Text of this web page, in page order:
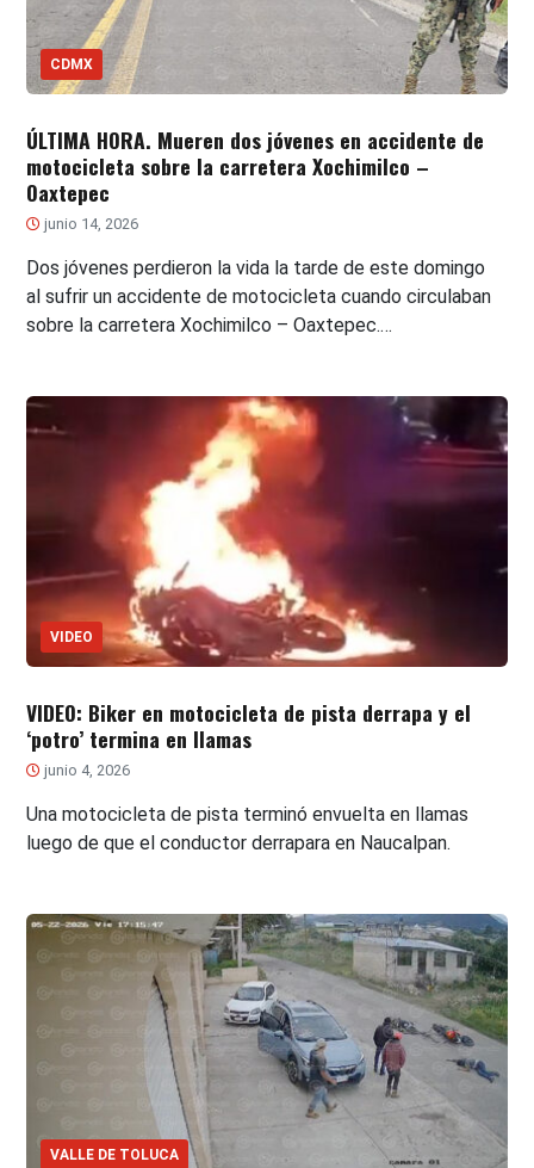
CDMX
ÚLTIMA HORA. Mueren dos jóvenes en accidente de
motocicleta sobre la carretera Xochimilco –
Oaxtepec
junio 14, 2026
Dos jóvenes perdieron la vida la tarde de este domingo
al sufrir un accidente de motocicleta cuando circulaban
sobre la carretera Xochimilco – Oaxtepec.…
VIDEO
VIDEO: Biker en motocicleta de pista derrapa y el
‘potro’ termina en llamas
junio 4, 2026
Una motocicleta de pista terminó envuelta en llamas
luego de que el conductor derrapara en Naucalpan.
VALLE DE TOLUCA